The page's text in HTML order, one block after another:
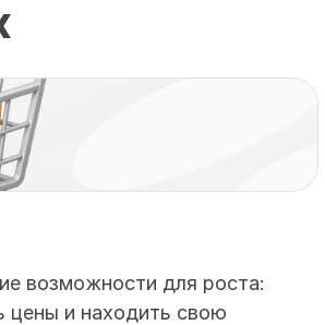
возможности для роста:
цены и находить свою